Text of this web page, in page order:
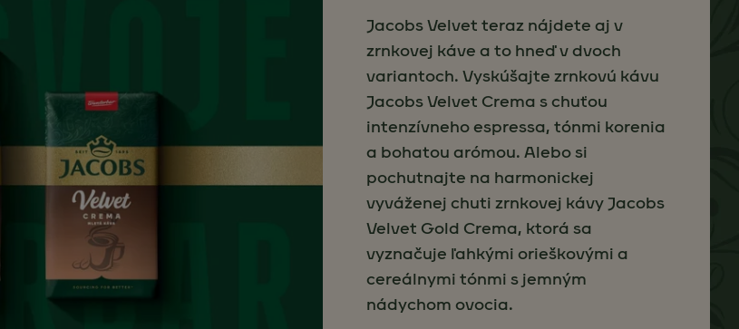
Jacobs Velvet teraz nájdete aj v
zrnkovej káve a to hneď v dvoch
variantoch. Vyskúšajte zrnkovú kávu
Jacobs Velvet Crema s chuťou
intenzívneho espressa, tónmi korenia
a bohatou arómou. Alebo si
pochutnajte na harmonickej
vyváženej chuti zrnkovej kávy Jacobs
Velvet Gold Crema, ktorá sa
vyznačuje ľahkými orieškovými a
cereálnymi tónmi s jemným
nádychom ovocia.